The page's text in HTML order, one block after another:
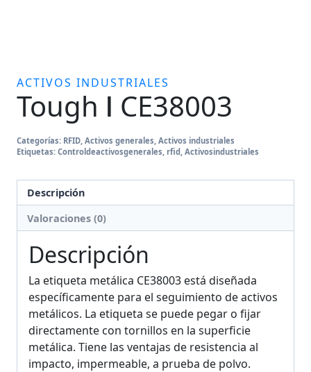
ACTIVOS INDUSTRIALES
Tough Ⅰ CE38003
Categorías: RFID Activos generales Activos industriales
Etiquetas: Controldeactivosgenerales rfid Activosindustriales
Descripción
Valoraciones (0)
Descripción
La etiqueta metálica CE38003 está diseñada
específicamente para el seguimiento de activos
metálicos. La etiqueta se puede pegar o fijar
directamente con tornillos en la superficie
metálica. Tiene las ventajas de resistencia al
impacto, impermeable, a prueba de polvo.